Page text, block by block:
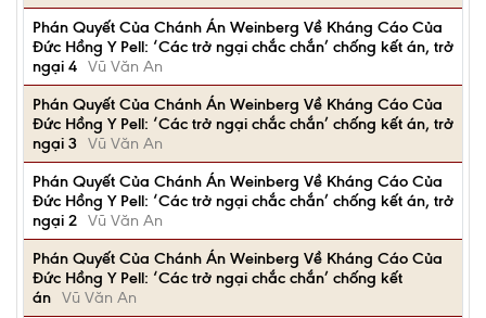
Phán Quyết Của Chánh Án Weinberg Về Kháng Cáo Của
Đức Hồng Y Pell: ‘Các trở ngại chắc chắn’ chống kết án, trở
ngại 4 Vũ Văn An
Phán Quyết Của Chánh Án Weinberg Về Kháng Cáo Của
Đức Hồng Y Pell: ‘Các trở ngại chắc chắn’ chống kết án, trở
ngại 3 Vũ Văn An
Phán Quyết Của Chánh Án Weinberg Về Kháng Cáo Của
Đức Hồng Y Pell: ‘Các trở ngại chắc chắn’ chống kết án, trở
ngại 2 Vũ Văn An
Phán Quyết Của Chánh Án Weinberg Về Kháng Cáo Của
Đức Hồng Y Pell: ‘Các trở ngại chắc chắn’ chống kết
án Vũ Văn An